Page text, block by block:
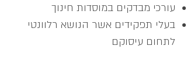
עורכי מבדקים במוסדות חינוך
בעלי תפקידים אשר הנושא רלוונטי
לתחום עיסוקם